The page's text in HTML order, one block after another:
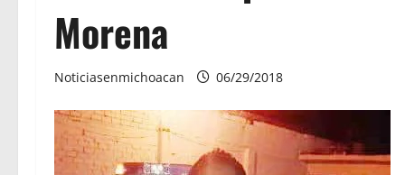
Morena
Noticiasenmichoacan 06/29/2018